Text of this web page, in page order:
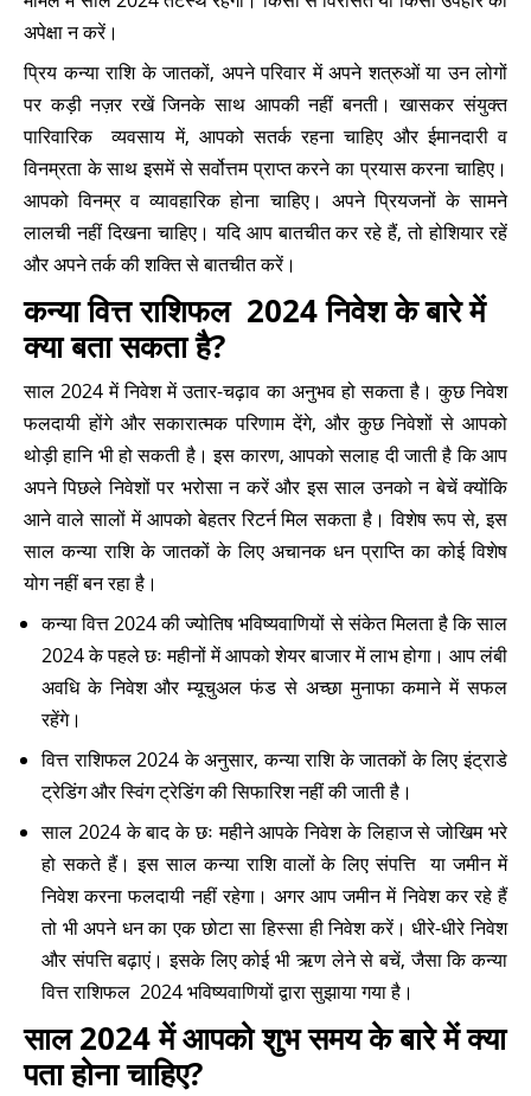
अपेक्षा न करें।
प्रिय कन्या राशि के जातकों, अपने परिवार में अपने शत्रुओं या उन लोगों
पर कड़ी नज़र रखें जिनके साथ आपकी नहीं बनती। खासकर संयुक्त
पारिवारिक व्यवसाय में, आपको सतर्क रहना चाहिए और ईमानदारी व
विनम्रता के साथ इसमें से सर्वोत्तम प्राप्त करने का प्रयास करना चाहिए।
आपको विनम्र व व्यावहारिक होना चाहिए। अपने प्रियजनों के सामने
लालची नहीं दिखना चाहिए। यदि आप बातचीत कर रहे हैं, तो होशियार रहें
और अपने तर्क की शक्ति से बातचीत करें।
कन्या वित्त राशिफल 2024 निवेश के बारे में
क्या बता सकता है?
साल 2024 में निवेश में उतार-चढ़ाव का अनुभव हो सकता है। कुछ निवेश
फलदायी होंगे और सकारात्मक परिणाम देंगे, और कुछ निवेशों से आपको
थोड़ी हानि भी हो सकती है। इस कारण, आपको सलाह दी जाती है कि आप
अपने पिछले निवेशों पर भरोसा न करें और इस साल उनको न बेचें क्योंकि
आने वाले सालों में आपको बेहतर रिटर्न मिल सकता है। विशेष रूप से, इस
साल कन्या राशि के जातकों के लिए अचानक धन प्राप्ति का कोई विशेष
योग नहीं बन रहा है।
कन्या वित्त 2024 की ज्योतिष भविष्यवाणियों से संकेत मिलता है कि साल
2024 के पहले छः महीनों में आपको शेयर बाजार में लाभ होगा। आप लंबी
अवधि के निवेश और म्यूचुअल फंड से अच्छा मुनाफा कमाने में सफल
रहेंगे।
वित्त राशिफल 2024 के अनुसार, कन्या राशि के जातकों के लिए इंट्राडे
ट्रेडिंग और स्विंग ट्रेडिंग की सिफारिश नहीं की जाती है।
साल 2024 के बाद के छः महीने आपके निवेश के लिहाज से जोखिम भरे
हो सकते हैं। इस साल कन्या राशि वालों के लिए संपत्ति या जमीन में
निवेश करना फलदायी नहीं रहेगा। अगर आप जमीन में निवेश कर रहे हैं
तो भी अपने धन का एक छोटा सा हिस्सा ही निवेश करें। धीरे-धीरे निवेश
और संपत्ति बढ़ाएं। इसके लिए कोई भी ऋण लेने से बचें, जैसा कि कन्या
वित्त राशिफल 2024 भविष्यवाणियों द्वारा सुझाया गया है।
साल 2024 में आपको शुभ समय के बारे में क्या
पता होना चाहिए?